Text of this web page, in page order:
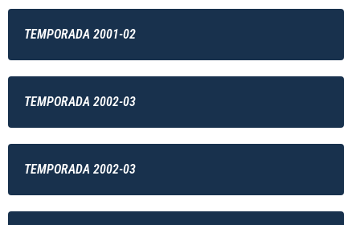
TEMPORADA 2001-02
TEMPORADA 2002-03
TEMPORADA 2002-03